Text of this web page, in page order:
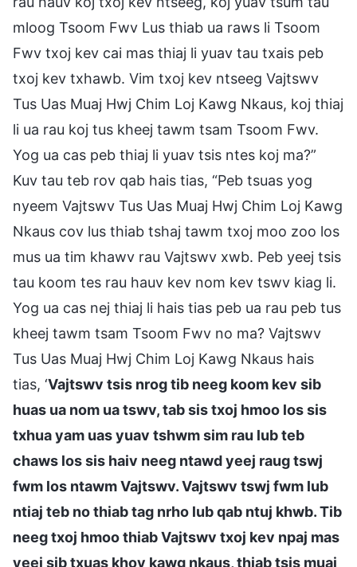
mloog Tsoom Fwv Lus thiab ua raws li Tsoom
Fwv txoj kev cai mas thiaj li yuav tau txais peb
txoj kev txhawb. Vim txoj kev ntseeg Vajtswv
Tus Uas Muaj Hwj Chim Loj Kawg Nkaus, koj thiaj
li ua rau koj tus kheej tawm tsam Tsoom Fwv.
Yog ua cas peb thiaj li yuav tsis ntes koj ma?”
Kuv tau teb rov qab hais tias, “Peb tsuas yog
nyeem Vajtswv Tus Uas Muaj Hwj Chim Loj Kawg
Nkaus cov lus thiab tshaj tawm txoj moo zoo los
mus ua tim khawv rau Vajtswv xwb. Peb yeej tsis
tau koom tes rau hauv kev nom kev tswv kiag li.
Yog ua cas nej thiaj li hais tias peb ua rau peb tus
kheej tawm tsam Tsoom Fwv no ma? Vajtswv
Tus Uas Muaj Hwj Chim Loj Kawg Nkaus hais
tias, ‘Vajtswv tsis nrog tib neeg koom kev sib
huas ua nom ua tswv, tab sis txoj hmoo los sis
txhua yam uas yuav tshwm sim rau lub teb
chaws los sis haiv neeg ntawd yeej raug tswj
fwm los ntawm Vajtswv. Vajtswv tswj fwm lub
ntiaj teb no thiab tag nrho lub qab ntuj khwb. Tib
neeg txoj hmoo thiab Vajtswv txoj kev npaj mas
yeej sib txuas khov kawg nkaus, thiab tsis muaj